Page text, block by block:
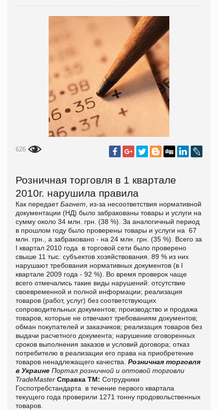
626
Розничная торговля в 1 квартале
2010г. нарушила правила
Как передаетБагнет , из-за несоответствия нормативной
документации (НД) было забракованы товары и услуги на
сумму около 34 млн. грн. (38 %). За аналогичный период
в прошлом году было проверены товары и услуги на 67
млн. грн., а забраковано - на 24 млн. грн. (35 %). Всего за
І квартал 2010 года в торговой сети было проверено
свыше 11 тыс. субъектов хозяйствования. 89 % из них
нарушают требования нормативных документов (в І
квартале 2009 года - 92 %). Во время проверок чаще
всего отмечались такие виды нарушений: отсутствие
своевременной и полной информации; реализация
товаров (работ, услуг) без соответствующих
сопроводительных документов; производство и продажа
товаров, которые не отвечают требованиям документов;
обман покупателей и заказчиков; реализация товаров без
выдачи расчетного документа; нарушение оговоренных
сроков выполнения заказов и условий договора; отказ
потребителю в реализации его права на приобретение
товаров ненадлежащего качества. Розничная торговля
в Украине Портал розничной и оптовой торговли
TradeMaster Справка ТМ: Сотрудники
Госпотребстандарта в течение первого квартала
текущего года проверили 1271 тонну продовольственных
товаров.